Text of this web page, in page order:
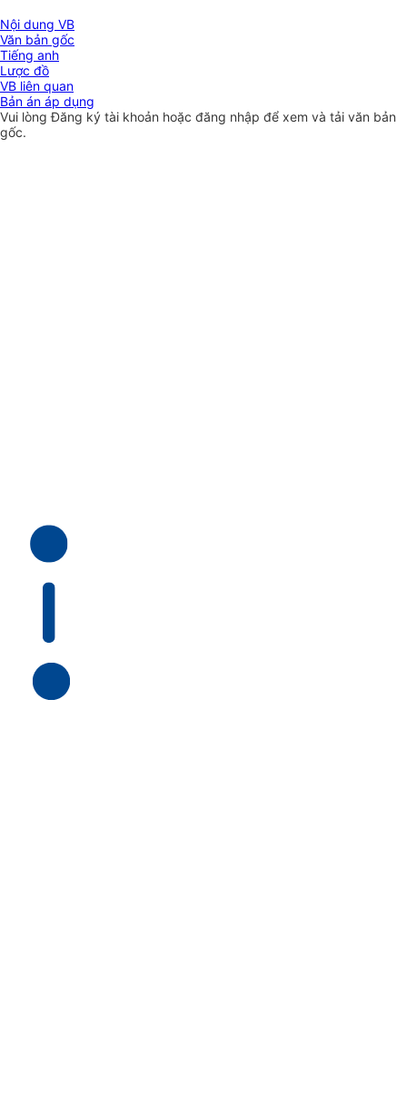
Nội dung VB
Văn bản gốc
Tiếng anh
Lược đồ
VB liên quan
Bản án áp dụng
Vui lòngĐăng ký tài khoản hoặc đăng nhập để xem và tải văn bản
gốc.